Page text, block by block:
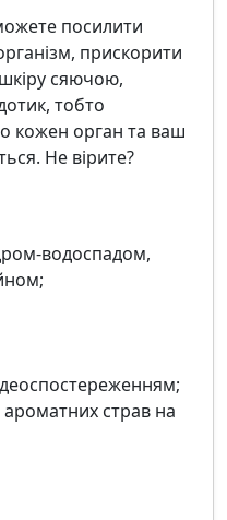
посилити
прискорити
сяючою,
тобто
кожен орган та ваш
Не вірите?
водоспадом,
страв на